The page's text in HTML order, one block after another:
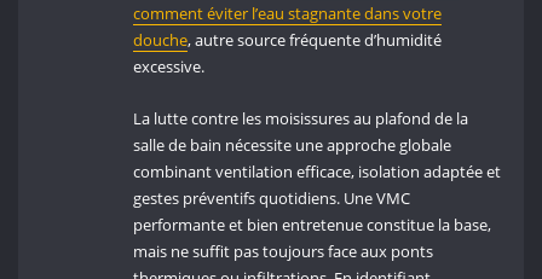
comment éviter l’eau stagnante dans votre
douche, autre source fréquente d’humidité
excessive.
La lutte contre les moisissures au plafond de la
salle de bain nécessite une approche globale
combinant ventilation efficace, isolation adaptée et
gestes préventifs quotidiens. Une VMC
performante et bien entretenue constitue la base,
mais ne suffit pas toujours face aux ponts